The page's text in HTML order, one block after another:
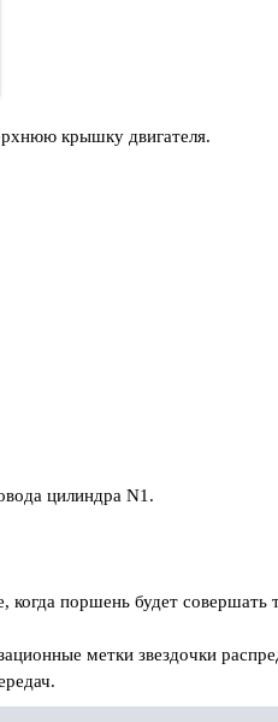
крышку двигателя.
цилиндра N1.
когда поршень будет совершать
метки звездочки